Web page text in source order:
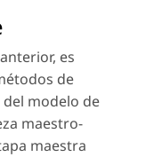
es
de
modelo de
maestro-
maestra